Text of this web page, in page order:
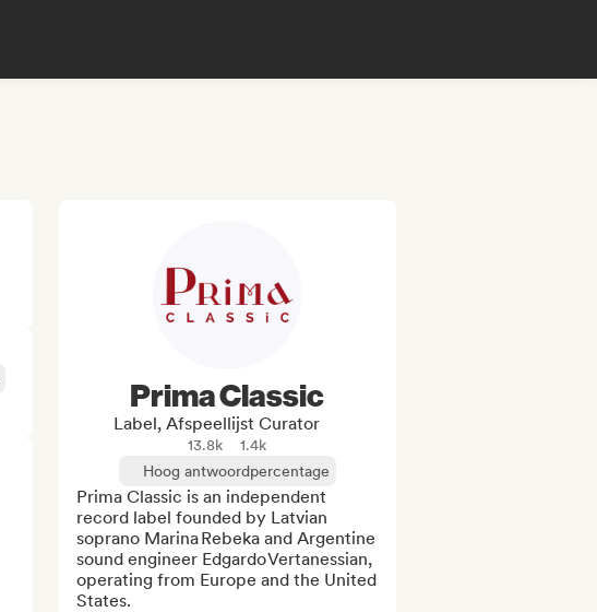
Prima Classic
Label, Afspeellijst Curator
13.8k
1.4k
Hoog antwoordpercentage
Prima Classic is an independent
record label founded by Latvian
soprano Marina Rebeka and Argentine
sound engineer Edgardo Vertanessian,
operating from Europe and the United
States.